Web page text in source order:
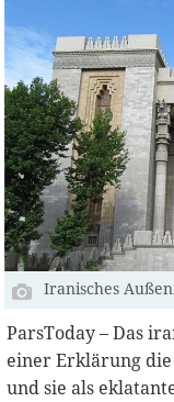
Iranisches
ParsToday – Das
einer Erklärung
und sie als